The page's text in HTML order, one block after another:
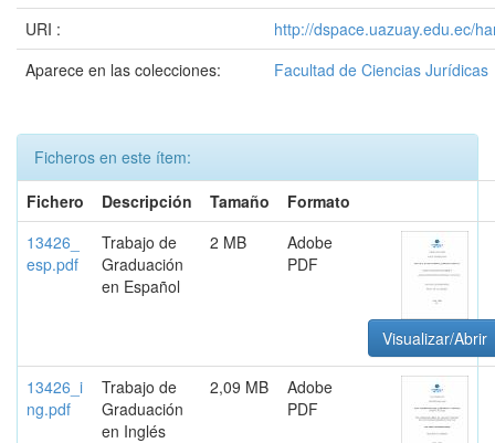
URI :
http://dspace.uazuay.edu.ec/
Aparece en las colecciones:
Facultad de Ciencias Jurídicas
Ficheros en este ítem:
Fichero
Descripción Tamaño
Formato
13426_
esp.pdf
Trabajo de
Graduación
en Español
2 MB
Adobe
PDF
Visualizar/Abrir
13426_i
ng.pdf
Trabajo de
Graduación
en Inglés
2,09 MB
Adobe
PDF